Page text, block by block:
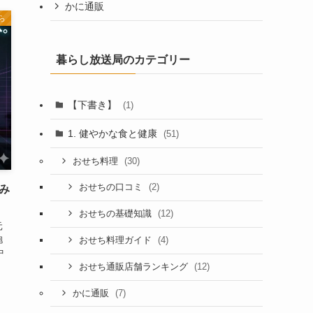
かに通販
暮らし放送局のカテゴリー
【下書き】 (1)
1. 健やかな食と健康 (51)
おせち料理 (30)
おせちの口コミ (2)
おせちの基礎知識 (12)
おせち料理ガイド (4)
おせち通販店舗ランキング (12)
かに通販 (7)